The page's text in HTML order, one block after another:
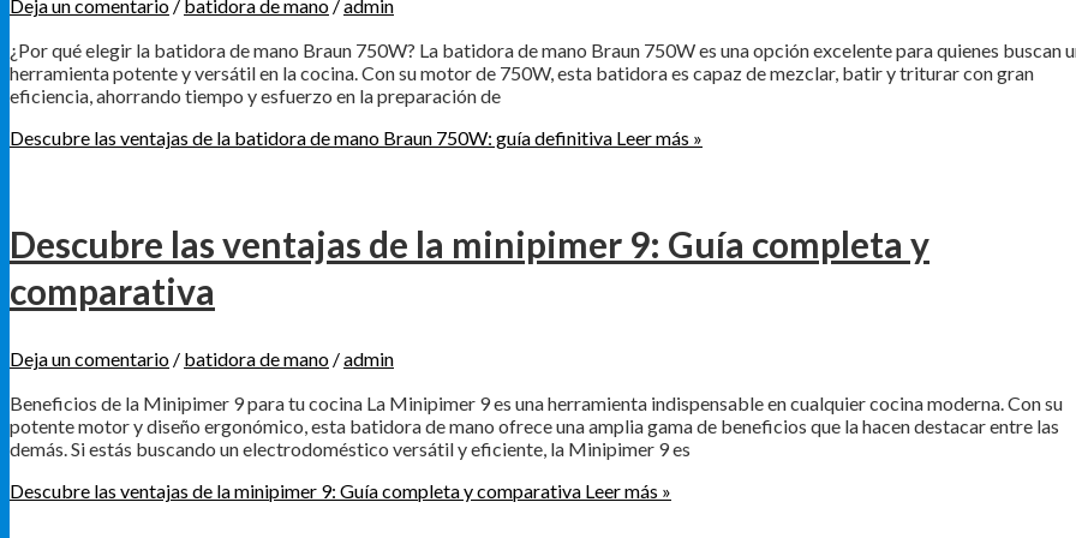
Deja un comentario / batidora de mano /admin
¿Por qué elegir la batidora de mano Braun 750W? La batidora de mano Braun 750W es una opción excelente para quienes buscan
herramienta potente y versátil en la cocina. Con su motor de 750W, esta batidora es capaz de mezclar, batir y triturar con gran
eficiencia, ahorrando tiempo y esfuerzo en la preparación de
Descubre las ventajas de la batidora de mano Braun 750W: guía definitiva Leer más »
Descubre las ventajas de la minipimer 9: Guía completa y
comparativa
Deja un comentario / batidora de mano /admin
Beneficios de la Minipimer 9 para tu cocina La Minipimer 9 es una herramienta indispensable en cualquier cocina moderna. Con su
potente motor y diseño ergonómico, esta batidora de mano ofrece una amplia gama de beneficios que la hacen destacar entre las
demás. Si estás buscando un electrodoméstico versátil y eficiente, la Minipimer 9 es
Descubre las ventajas de la minipimer 9: Guía completa y comparativa Leer más »